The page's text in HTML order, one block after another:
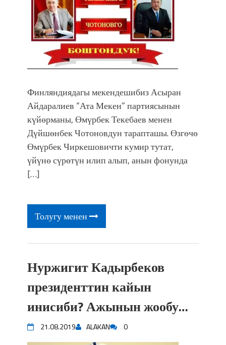
Финляндиядагы мекендешибиз Асыран
Айдаралиев “Ата Мекен” партиясынын
күйөрманы, Өмүрбек Текебаев менен
Дүйшөнбек Чотоновдун тарапташы. Өзгөчө
Өмүрбек Чиркешовичти кумир тутат,
үйүнө сүрөтүн илип алып, анын фонунда
[…]
Толугу менен
Нуржигит Кадырбеков
президенттин кайын
инисиби? Ажынын жообу…
21.08.2019 ALAKAN 0